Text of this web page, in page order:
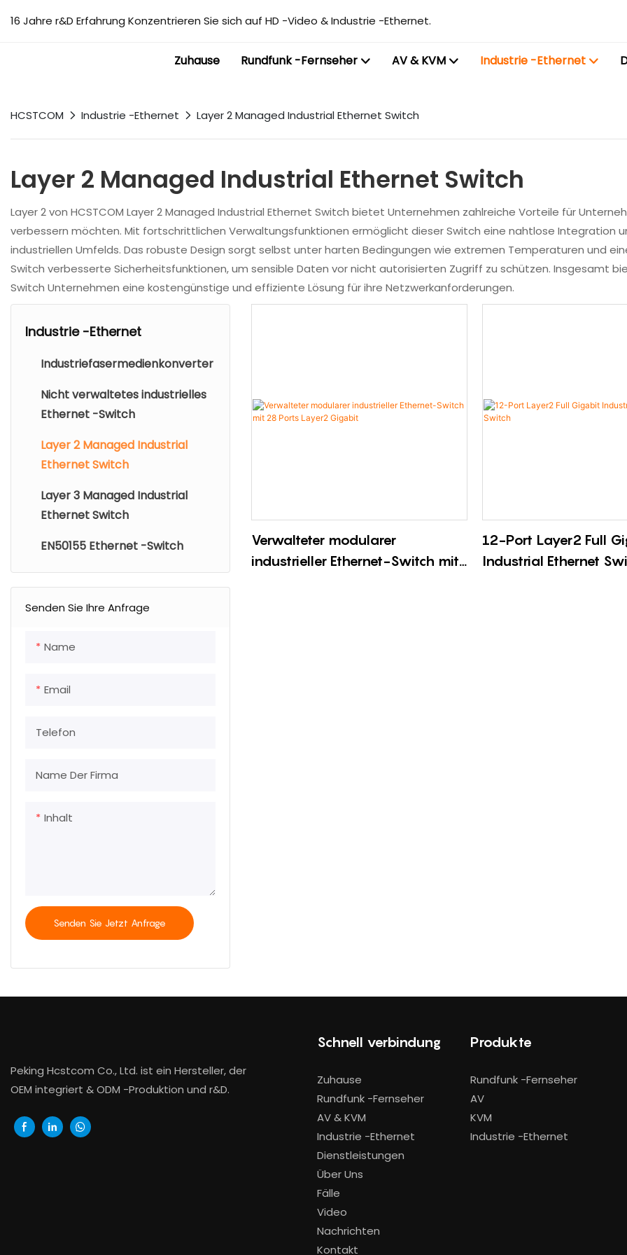
16 Jahre r&D Erfahrung Konzentrieren Sie sich auf HD -Video & Industrie -Ethernet.
Zuhause Rundfunk -Fernseher AV & KVM Industrie -Ethernet
HCSTCOM Industrie -Ethernet Layer 2 Managed Industrial Ethernet Switch
Layer 2 Managed Industrial Ethernet Switch
Layer 2 von HCSTCOM Layer 2 Managed Industrial Ethernet Switch bietet Unternehmen zahlreiche Vorteile für
verbessern möchten. Mit fortschrittlichen Verwaltungsfunktionen ermöglicht dieser Switch eine nahtlose Integration
industriellen Umfelds. Das robuste Design sorgt selbst unter harten Bedingungen wie extremen Temperaturen und
Switch verbesserte Sicherheitsfunktionen, um sensible Daten vor nicht autorisierten Zugriff zu schützen. Insgesamt
Switch Unternehmen eine kostengünstige und effiziente Lösung für ihre Netzwerkanforderungen.
Industrie -Ethernet
Industriefasermedienkonverter
Nicht verwaltetes industrielles
Ethernet -Switch
Layer 2 Managed Industrial
Ethernet Switch
Layer 3 Managed Industrial
Ethernet Switch
EN50155 Ethernet -Switch
Senden Sie Ihre Anfrage
Name
Email
Telefon
Name Der Firma
Inhalt
Senden Sie Jetzt Anfrage
Verwalteter modularer
industrieller Ethernet-Switch mit
12-Port Layer2 Full
Industrial Ethernet
Peking Hcstcom Co., Ltd. ist ein Hersteller, der
OEM integriert & ODM -Produktion und r&D.
Schnell verbindung
Zuhause
Rundfunk -Fernseher
AV & KVM
Industrie -Ethernet
Dienstleistungen
Über Uns
Fälle
Video
Nachrichten
Kontakt
Produkte
Rundfunk -Fernseher
AV
KVM
Industrie -Ethernet